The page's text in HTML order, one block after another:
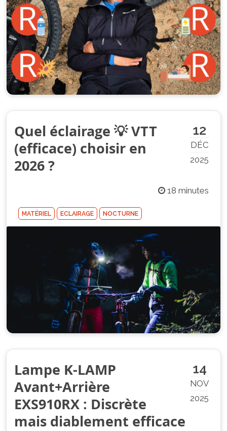
12
DÉC
2025
Quel éclairage 💡 VTT
(efficace) choisir en
2026 ?
18 minutes
MATÉRIEL ECLAIRAGE NOCTURNE
14
NOV
2025
Lampe K-LAMP
Avant+Arrière
EXS910RX : Discrète
mais diablement efficace